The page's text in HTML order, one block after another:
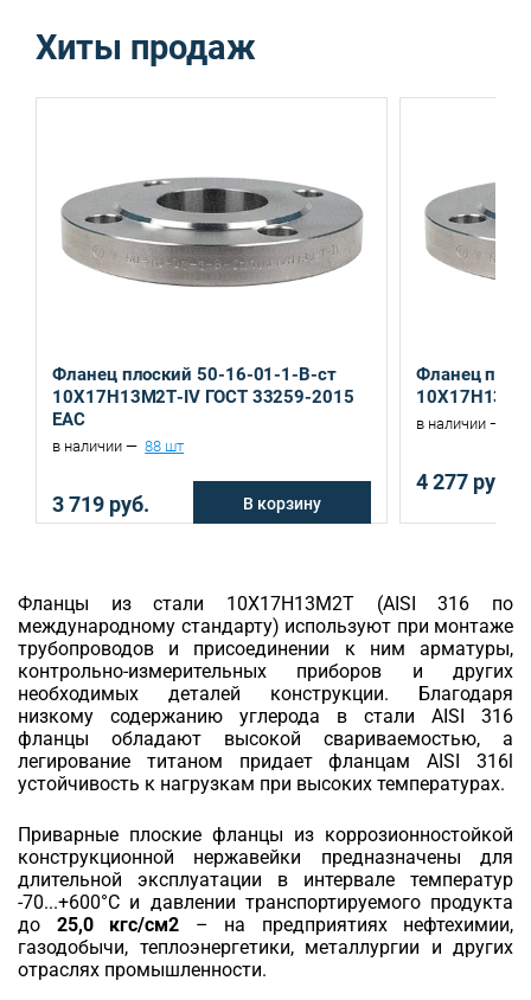
Хиты продаж
Фланец плоский 50-16-01-1-B-ст
10Х17Н13М2Т-IV ГОСТ 33259-2015
EAC
в наличии — 88 шт
3 719 руб. В корзину
Фланец
в наличии —
4 277 руб.
Фланцы из стали 10Х17Н13М2Т (AISI 316 по
международному стандарту) используют при монтаже
трубопроводов и присоединении к ним арматуры,
контрольно-измерительных приборов и других
необходимых деталей конструкции. Благодаря
низкому содержанию углерода в стали AISI 316
фланцы обладают высокой свариваемостью, а
легирование титаном придает фланцам AISI 316l
устойчивость к нагрузкам при высоких температурах.
Приварные плоские фланцы из коррозионностойкой
конструкционной нержавейки предназначены для
длительной эксплуатации в интервале температур
-70...+600°C и давлении транспортируемого продукта
до 25,0 кгс/см2 – на предприятиях нефтехимии,
газодобычи, теплоэнергетики, металлургии и других
отраслях промышленности.